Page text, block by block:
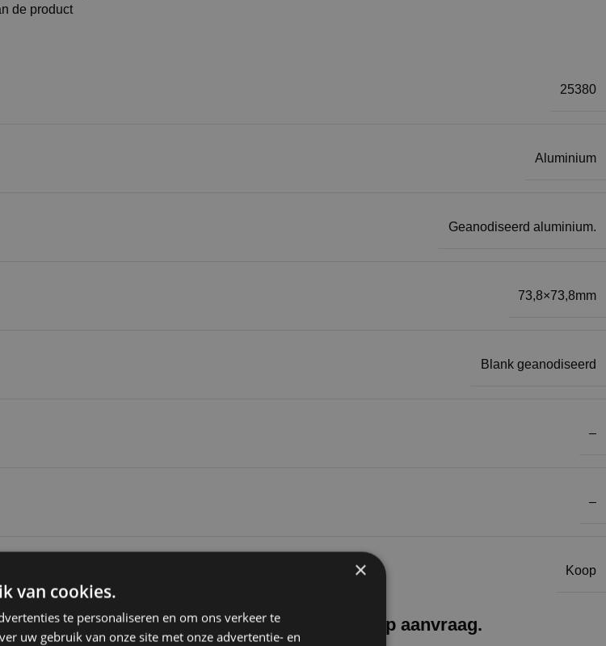
de product
25380
Aluminium
Geanodiseerd aluminium.
73,8×73,8mm
Blank geanodiseerd
–
–
Koop
Transportprijzen voor huur en koop op aanvraag.
×
van cookies.
te personaliseren en om ons verkeer te
uw gebruik van onze site met onze advertentie- en